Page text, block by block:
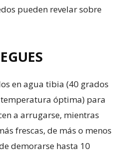
pueden revelar sobre
en agua tibia (40 grados
óptima) para
a arrugarse, mientras
frescas, de más o menos
demorarse hasta 10